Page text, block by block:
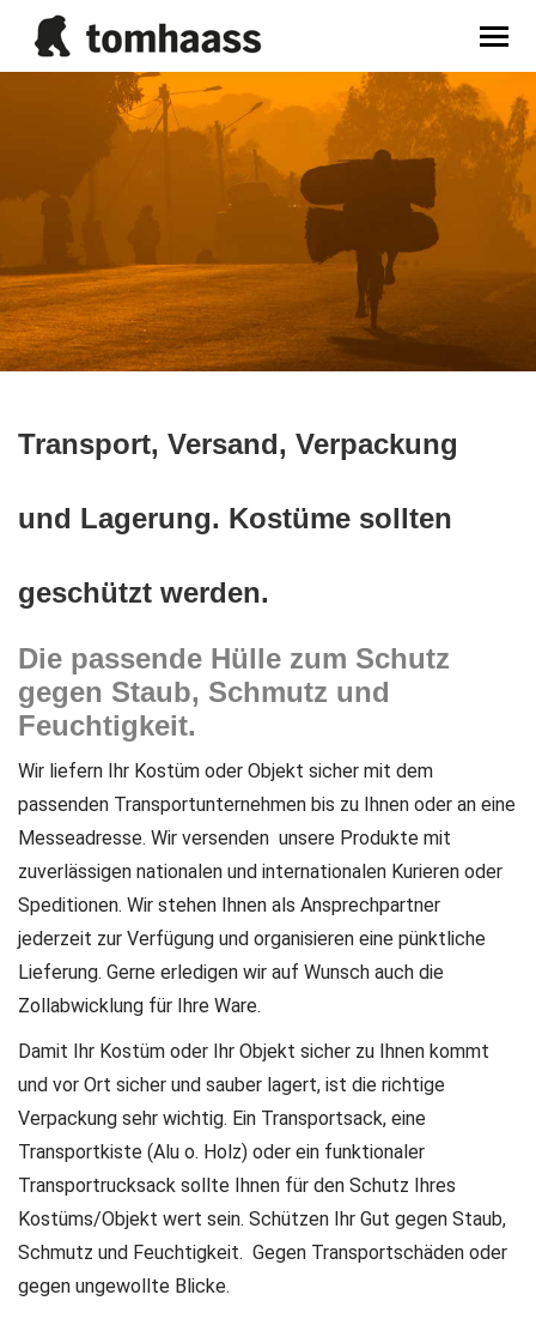
Sie befinden sich hier:
Transport, Versand, Verpackung
und Lagerung. Kostüme sollten
geschützt werden.
Die passende Hülle zum Schutz
gegen Staub, Schmutz und
Feuchtigkeit.
Wir liefern Ihr Kostüm oder Objekt sicher mit dem
passenden Transportunternehmen bis zu Ihnen oder an eine
Messeadresse. Wir versenden unsere Produkte mit
zuverlässigen nationalen und internationalen Kurieren oder
Speditionen. Wir stehen Ihnen als Ansprechpartner
jederzeit zur Verfügung und organisieren eine pünktliche
Lieferung. Gerne erledigen wir auf Wunsch auch die
Zollabwicklung für Ihre Ware.
Damit Ihr Kostüm oder Ihr Objekt sicher zu Ihnen kommt
und vor Ort sicher und sauber lagert, ist die richtige
Verpackung sehr wichtig. Ein Transportsack, eine
Transportkiste (Alu o. Holz) oder ein funktionaler
Transportrucksack sollte Ihnen für den Schutz Ihres
Kostüms/Objekt wert sein. Schützen Ihr Gut gegen Staub,
Schmutz und Feuchtigkeit. Gegen Transportschäden oder
gegen ungewollte Blicke.